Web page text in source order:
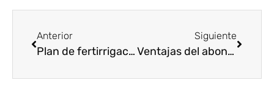
Anterior
Plan de fertirrigación del tomate y pimiento: Consigue la máxima eficiencia de tus cultivos hortícolas
Siguiente
Ventajas del abonado nitrogenado líquido